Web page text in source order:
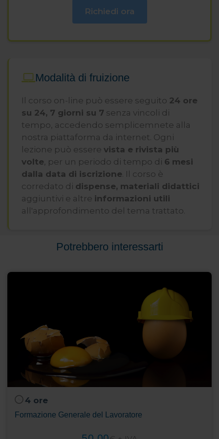
Certificazione.
Docente-formatore ai sensi del Decreto
Richiedi ora
Modalità di fruizione
Il corso on-line può essere seguito 24 ore
su 24, 7 giorni su 7 senza vincoli di
tempo, accedendo semplicemnete alla
nostra piattaforma da internet. Ogni
lezione può essere vista e rivista più
volte, per un periodo di tempo di 6 mesi
dalla data di iscrizione. Il corso è
corredato di dispense, materiali didattici
aggiuntivi e altre informazioni utili
all'approfondimento del tema trattato.
Potrebbero interessarti
4 ore
Formazione Generale del Lavoratore